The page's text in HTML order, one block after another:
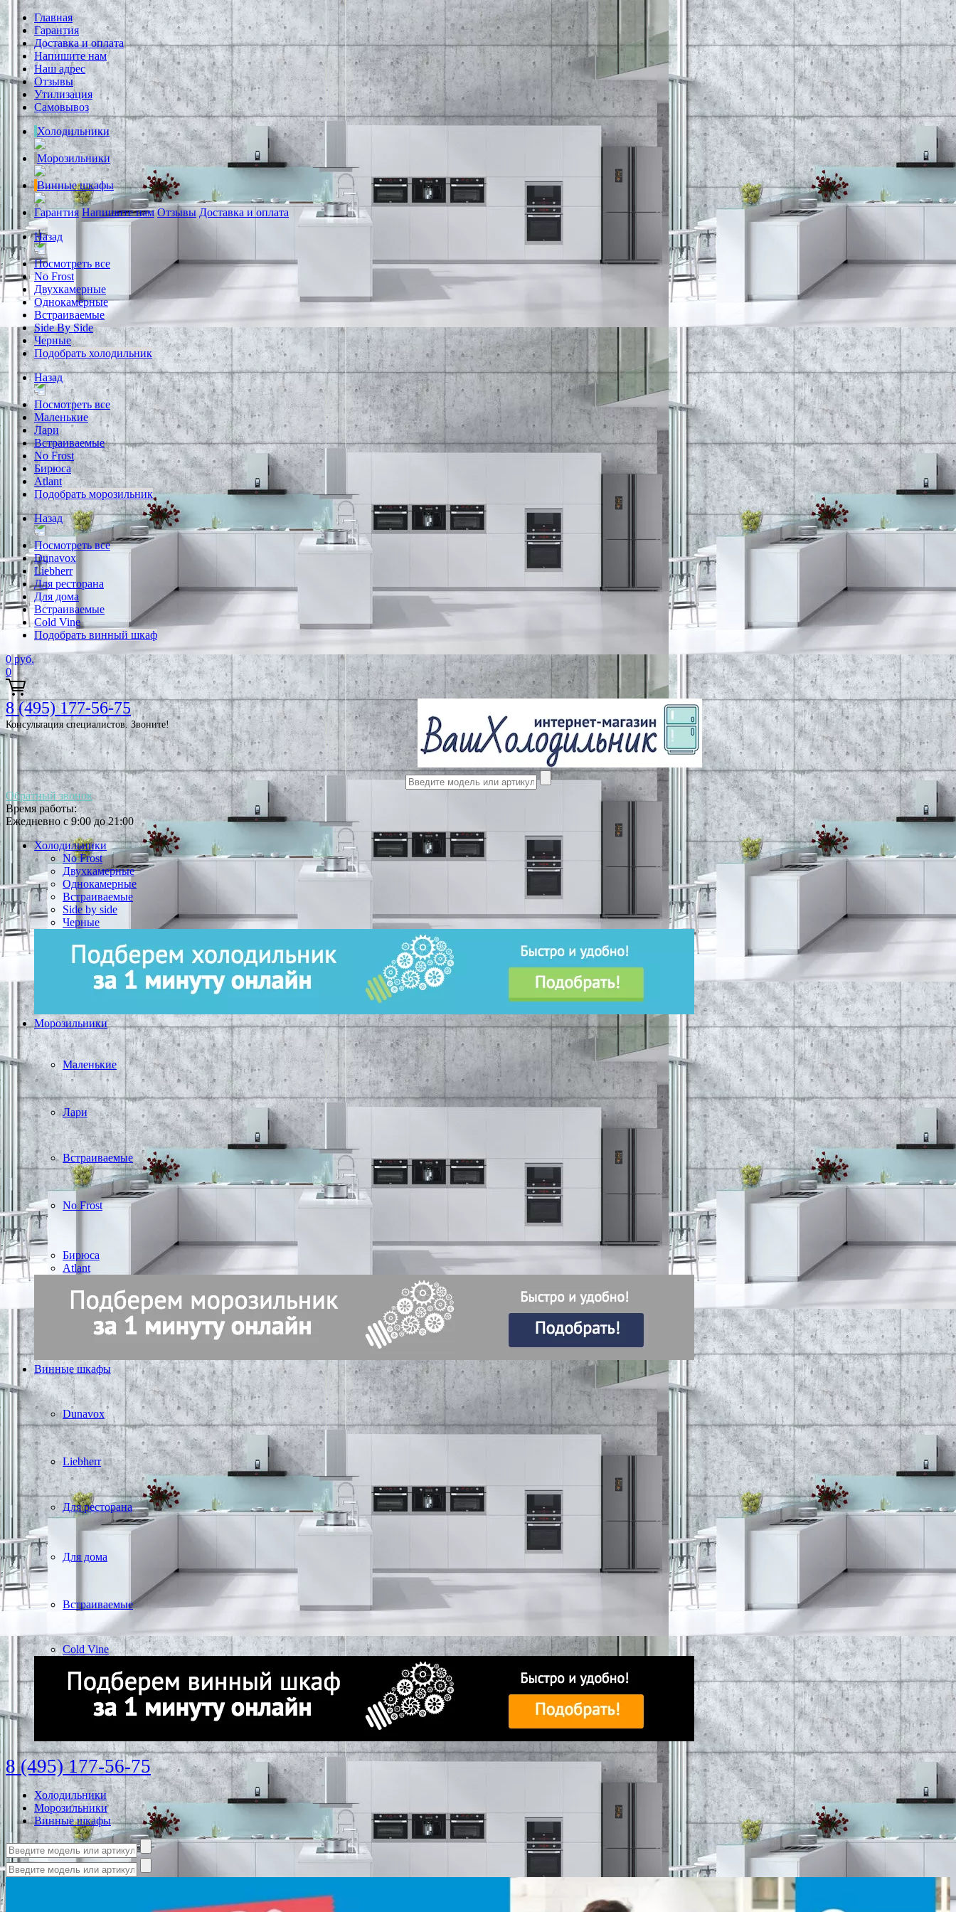
Главная
Гарантия
Доставка и оплата
Напишите нам
Наш адрес
Отзывы
Утилизация
Самовывоз
Холодильники
Морозильники
Винные шкафы
Гарантия Напишите нам Отзывы Доставка и оплата
Назад
Посмотреть все
No Frost
Двухкамерные
Однокамерные
Встраиваемые
Side By Side
Черные
Подобрать холодильник
Назад
Посмотреть все
Маленькие
Лари
Встраиваемые
No Frost
Бирюса
Atlant
Подобрать морозильник
Назад
Посмотреть все
Dunavox
Liebherr
Для ресторана
Для дома
Встраиваемые
Cold Vine
Подобрать винный шкаф
0 руб.
0
8 (495) 177-56-75
Консультация специалистов. Звоните!
Обратный звонок
Время работы:
Ежедневно с 9:00 до 21:00
Холодильники
No Frost
Двухкамерные
Однокамерные
Встраиваемые
Side by side
Черные
Морозильники
Маленькие
Лари
Встраиваемые
No Frost
Бирюса
Atlant
Винные шкафы
Dunavox
Liebherr
Для ресторана
Для дома
Встраиваемые
Cold Vine
8 (495) 177-56-75
Холодильники
Морозильники
Винные шкафы